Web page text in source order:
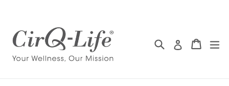
content
Search 搜尋Log in 登入
Cart
Cart